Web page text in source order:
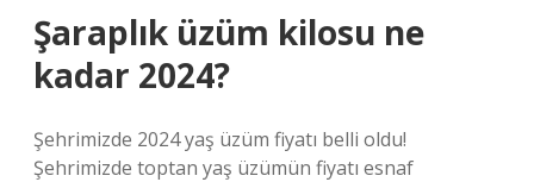
Şaraplık üzüm kilosu ne
kadar 2024?
Şehrimizde 2024 yaş üzüm fiyatı belli oldu!
Şehrimizde toptan yaş üzümün fiyatı esnaf